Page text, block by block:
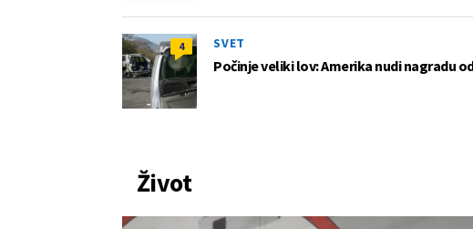
4 SVET
Počinje veliki lov: Amerika nudi nagradu
Život